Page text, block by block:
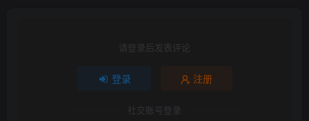
请登录后发表评论
登录 注册
社交账号登录